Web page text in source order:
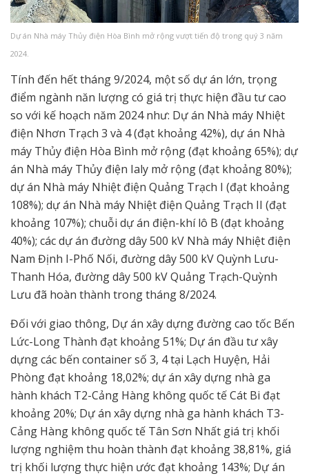
Dự án Nhà máy Thủy điện Hòa Bình mở rộng vượt tiến độ trong quý 3 năm
2024.
Tính đến hết tháng 9/2024, một số dự án lớn, trọng
điểm ngành năn lượng có giá trị thực hiện đầu tư cao
so với kế hoạch năm 2024 như: Dự án Nhà máy Nhiệt
điện Nhơn Trạch 3 và 4 (đạt khoảng 42%), dự án Nhà
máy Thủy điện Hòa Bình mở rộng (đạt khoảng 65%); dự
án Nhà máy Thủy điện Ialy mở rộng (đạt khoảng 80%);
dự án Nhà máy Nhiệt điện Quảng Trạch I (đạt khoảng
108%); dự án Nhà máy Nhiệt điện Quảng Trạch II (đạt
khoảng 107%); chuỗi dự án điện-khí lô B (đạt khoảng
40%); các dự án đường dây 500 kV Nhà máy Nhiệt điện
Nam Định I-Phố Nối, đường dây 500 kV Quỳnh Lưu-
Thanh Hóa, đường dây 500 kV Quảng Trạch-Quỳnh
Lưu đã hoàn thành trong tháng 8/2024.
Đối với giao thông, Dự án xây dựng đường cao tốc Bến
Lức-Long Thành đạt khoảng 51%; Dự án đầu tư xây
dựng các bến container số 3, 4 tại Lạch Huyện, Hải
Phòng đạt khoảng 18,02%; dự án xây dựng nhà ga
hành khách T2-Cảng Hàng không quốc tế Cát Bi đạt
khoảng 20%; Dự án xây dựng nhà ga hành khách T3-
Cảng Hàng không quốc tế Tân Sơn Nhất giá trị khối
lượng nghiệm thu hoàn thành đạt khoảng 38,81%, giá
trị khối lượng thực hiện ước đạt khoảng 143%; Dự án